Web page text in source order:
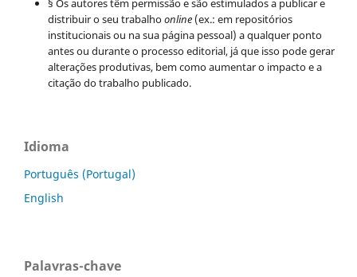
§ Os autores têm permissão e são estimulados a publicar e
distribuir o seu trabalhoonline(ex.: em repositórios
institucionais ou na sua página pessoal) a qualquer ponto
antes ou durante o processo editorial, já que isso pode gerar
alterações produtivas, bem como aumentar o impacto e a
citação do trabalho publicado.
Idioma
Português (Portugal)
English
Palavras-chave